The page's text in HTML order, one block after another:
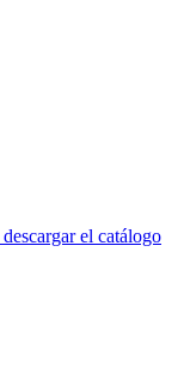
descargar el catálogo